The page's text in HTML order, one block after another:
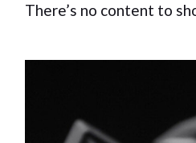
There’s no content to